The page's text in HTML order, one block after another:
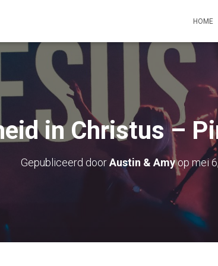
HOME
in Christus –
Gepubliceerd doorAustin & Amyop mei